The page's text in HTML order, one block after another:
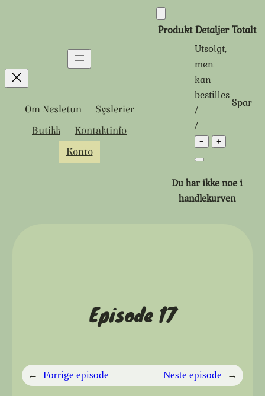
Om Nesletun
Syslerier
Butikk
Kontaktinfo
Konto
Produkter
handlekurven
Produkt Detaljer Totalt
Utsolgt,
men
kan
bestilles
Tidligere
pris:
Rabattert
pris:
/
/
− +
Spar
Du har ikke noe i
handlekurven
Episode 17
← Forrige episode Neste episode →